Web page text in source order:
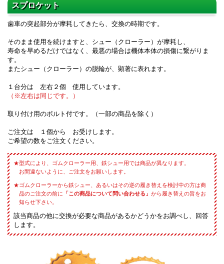
スプロケット
歯車の突起部分が摩耗してきたら、交換の時期です。
そのまま使用を続けますと、シュー（クローラー）が摩耗し、
寿命を早めるだけではなく、最悪の場合は機体本体の損傷に繋がりま
す。
またシュー（クローラー）の脱輪が、顕著に表れます。
１台分は 左右２個 使用しています。
（※左右は同じです。）
取り付け用のボルト付です。（一部の商品を除く）
ご注文は １個から お受けします。
ご希望の数をご注文ください。
型式により、ゴムクローラー用、鉄シュー用では商品が異なります。
お間違ないように、ご注文をお願いします。
ゴムクローラーから鉄シュー、あるいはその逆の履き替えを検討中の方は商
品のご注文の前に 「この商品について問い合わせる」から履き替えの旨をお
知らせ下さい。
該当商品の他に交換が必要な商品があるかどうかをお調べし、回答
します。